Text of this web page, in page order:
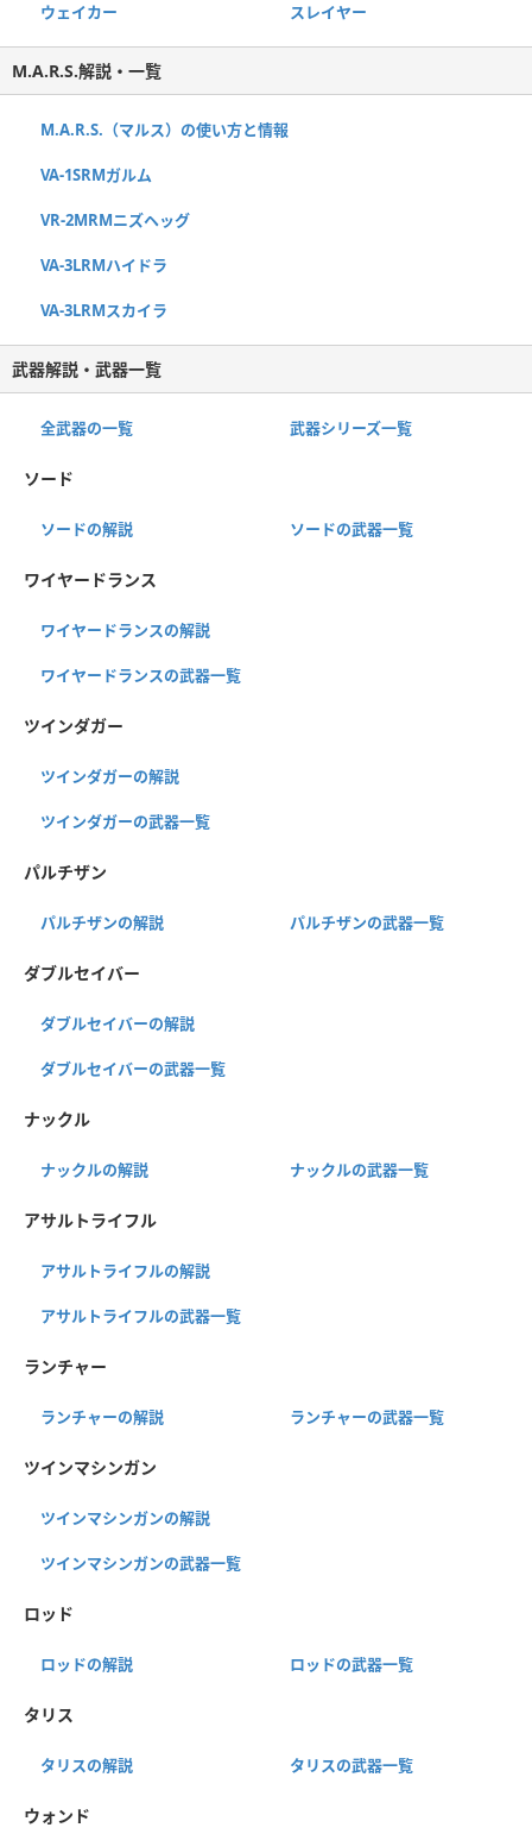
ウェイカー スレイヤー
M.A.R.S.解説・一覧
M.A.R.S.（マルス）の使い方と情報
VA-1SRMガルム
VR-2MRMニズヘッグ
VA-3LRMハイドラ
VA-3LRMスカイラ
武器解説・武器一覧
全武器の一覧 武器シリーズ一覧
ソード
ソードの解説 ソードの武器一覧
ワイヤードランス
ワイヤードランスの解説
ワイヤードランスの武器一覧
ツインダガー
ツインダガーの解説
ツインダガーの武器一覧
パルチザン
パルチザンの解説 パルチザンの武器一覧
ダブルセイバー
ダブルセイバーの解説
ダブルセイバーの武器一覧
ナックル
ナックルの解説 ナックルの武器一覧
アサルトライフル
アサルトライフルの解説
アサルトライフルの武器一覧
ランチャー
ランチャーの解説 ランチャーの武器一覧
ツインマシンガン
ツインマシンガンの解説
ツインマシンガンの武器一覧
ロッド
ロッドの解説 ロッドの武器一覧
タリス
タリスの解説 タリスの武器一覧
ウォンド